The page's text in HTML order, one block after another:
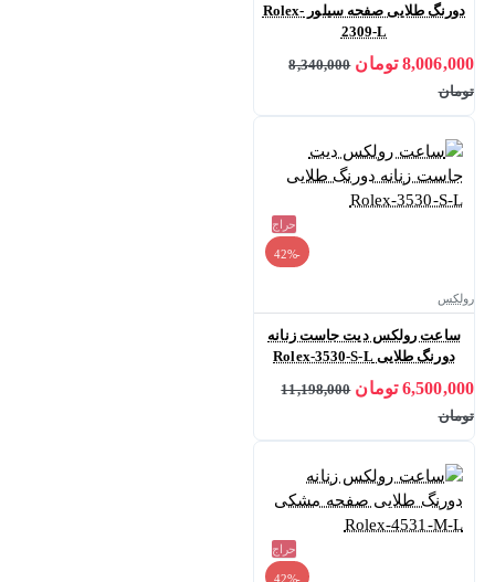
دورنگ طلایی صفحه سیلور Rolex-
2309-L
8,006,000 تومان
8,340,000
تومان
حراج
-42%
رولکس
ساعت رولکس دیت جاست زنانه
دورنگ طلایی Rolex-3530-S-L
6,500,000 تومان
11,198,000
تومان
حراج
-42%